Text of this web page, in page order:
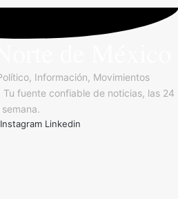
Información, Movimientos
fuente confiable de noticias, las 24
Instagram Linkedin